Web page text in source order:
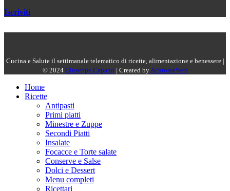
Iscriviti
Cucina e Salute il settimanale telematico di ricette, alimentazione e benessere |
© 2024 Giuseppe Capano | Created byAchromeWeb
Home
Ricette
Antipasti
Primi piatti
Minestre e Zuppe
Secondi Piatti
Insalate
Focacce e Torte salate
Conserve e Salse
Dolci e Dessert
Menu completi
Ricettari